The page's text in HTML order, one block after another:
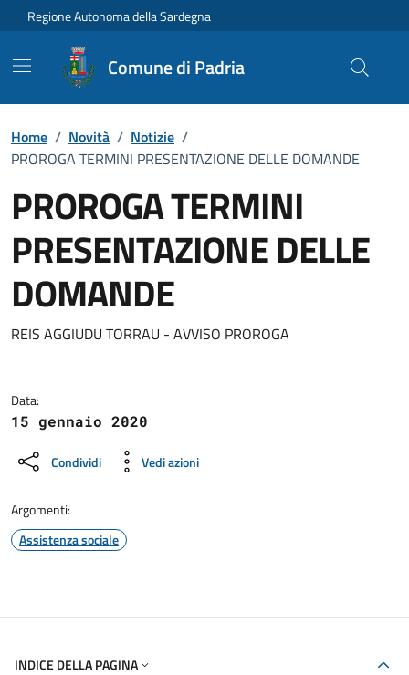
Vai ai contenuti
Vai al Footer
Regione Autonoma della Sardegna
Comune di Padria
Home / Novità / Notizie /
PROROGA TERMINI PRESENTAZIONE DELLE DOMANDE
PROROGA TERMINI
PRESENTAZIONE DELLE
DOMANDE
Dettagli della notizia
REIS AGGIUDU TORRAU - AVVISO PROROGA
Data:
15 gennaio 2020
Condividi Vedi azioni
Argomenti:
Assistenza sociale
INDICE DELLA PAGINA